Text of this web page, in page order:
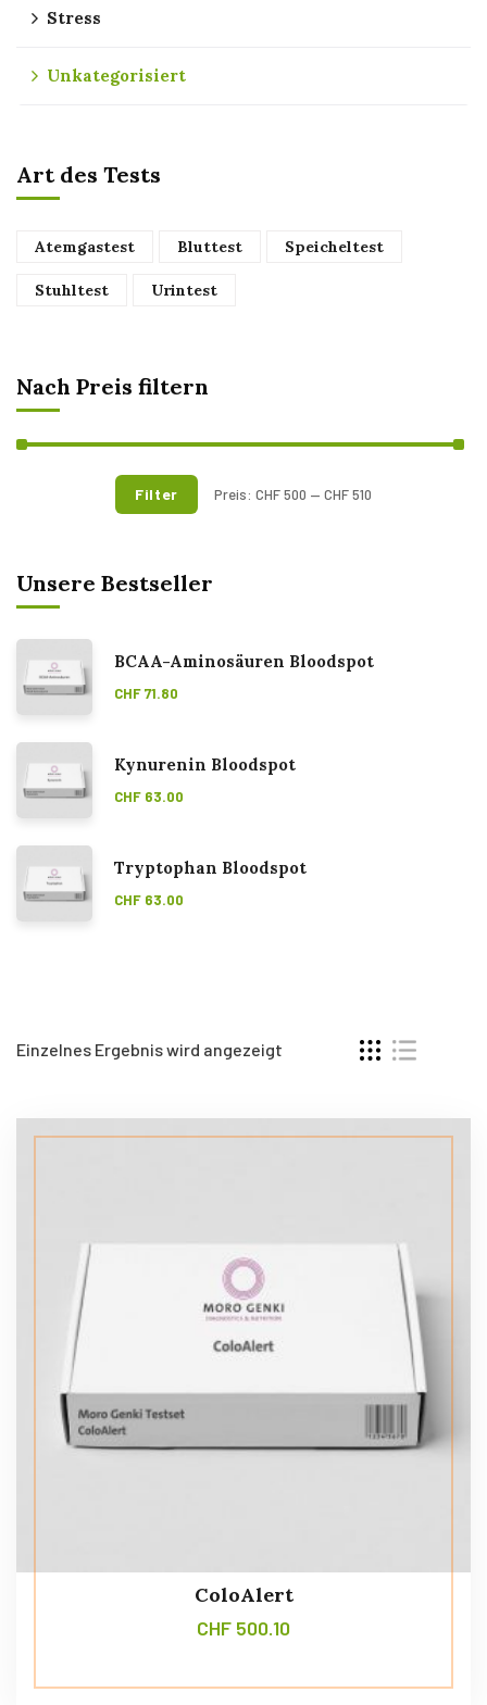
Einzelnes Ergebnis wird angezeigt
ColoAlert
CHF 500.10
Stress
Unkategorisiert
Art des Tests
Atemgastest Bluttest Speicheltest
Stuhltest Urintest
Nach Preis filtern
Filter Preis:CHF 500 —CHF 510
Unsere Bestseller
BCAA-Aminosäuren Bloodspot
CHF71.80
Kynurenin Bloodspot
CHF 63.00
Tryptophan Bloodspot
CHF 63.00